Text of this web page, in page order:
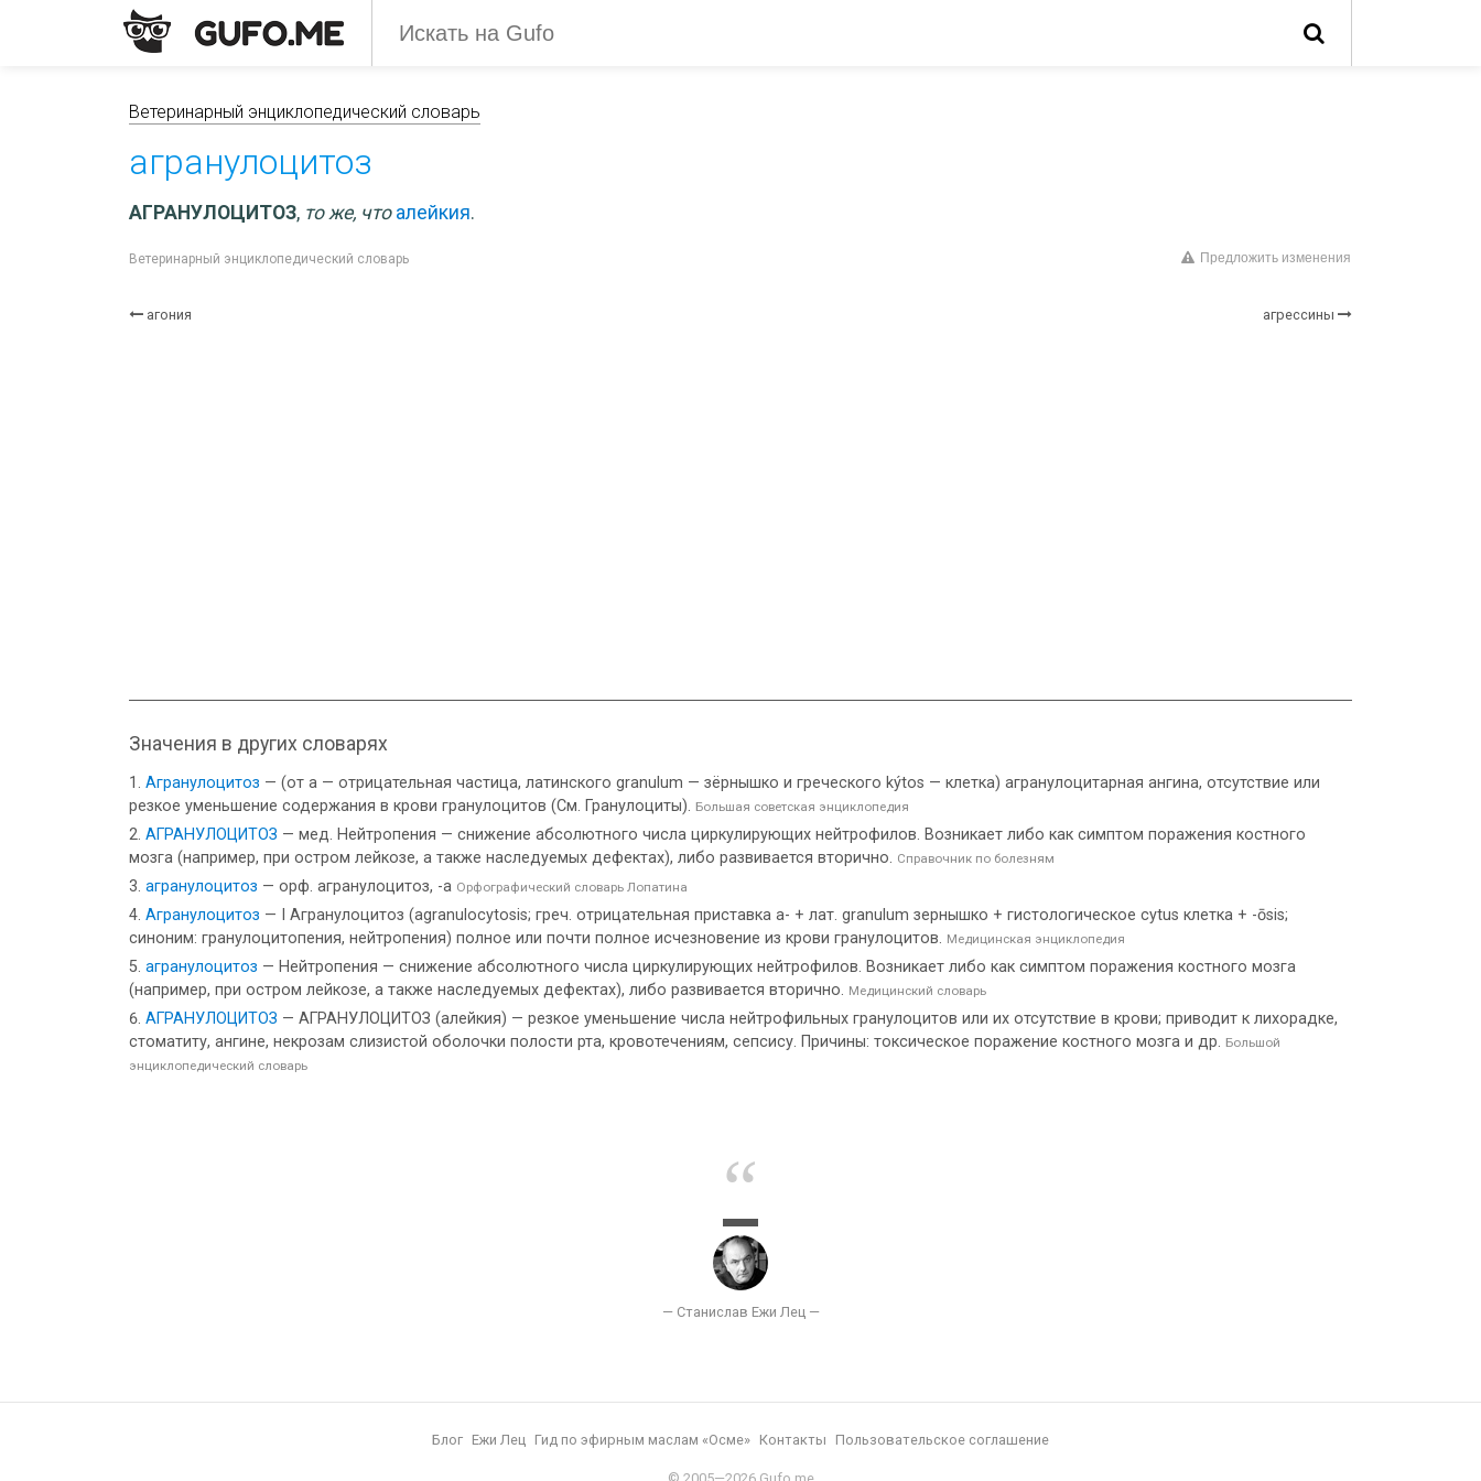
Ветеринарный энциклопедический словарь
агранулоцитоз
АГРАНУЛОЦИТОЗ, то же, что алейкия.
Ветеринарный энциклопедический словарь Предложить изменения
агония агрессины
Значения в других словарях
Агранулоцитоз — (от а — отрицательная частица, латинского granulum — зёрнышко и греческого kýtos — клетка) агранулоцитарная ангина, отсутствие или
резкое уменьшение содержания в крови гранулоцитов (См. Гранулоциты). Большая советская энциклопедия
АГРАНУЛОЦИТОЗ — мед. Нейтропения — снижение абсолютного числа циркулирующих нейтрофилов. Возникает либо как симптом поражения костного
мозга (например, при остром лейкозе, а также наследуемых дефектах), либо развивается вторично. Справочник по болезням
агранулоцитоз — орф. агранулоцитоз, -а Орфографический словарь Лопатина
Агранулоцитоз — I Агранулоцитоз (agranulocytosis; греч. отрицательная приставка а- + лат. granulum зернышко + гистологическое cytus клетка + -ōsis;
синоним: гранулоцитопения, нейтропения) полное или почти полное исчезновение из крови гранулоцитов. Медицинская энциклопедия
агранулоцитоз — Нейтропения — снижение абсолютного числа циркулирующих нейтрофилов. Возникает либо как симптом поражения костного мозга
(например, при остром лейкозе, а также наследуемых дефектах), либо развивается вторично. Медицинский словарь
АГРАНУЛОЦИТОЗ — АГРАНУЛОЦИТОЗ (алейкия) — резкое уменьшение числа нейтрофильных гранулоцитов или их отсутствие в крови; приводит к лихорадке,
стоматиту, ангине, некрозам слизистой оболочки полости рта, кровотечениям, сепсису. Причины: токсическое поражение костного мозга и др. Большой
энциклопедический словарь
Блог Ежи Лец Гид по эфирным маслам «Осме» Контакты Пользовательское соглашение